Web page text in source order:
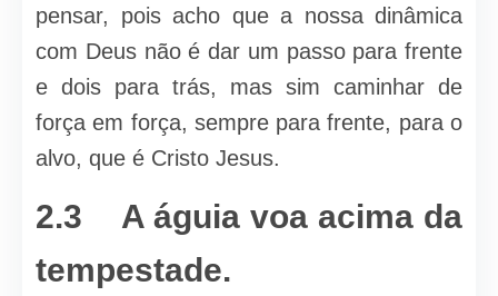
pensar, pois acho que a nossa dinâmica
com Deus não é dar um passo para frente
e dois para trás, mas sim caminhar de
força em força, sempre para frente, para o
alvo, que é Cristo Jesus.
2.3 A águia voa acima da
tempestade.